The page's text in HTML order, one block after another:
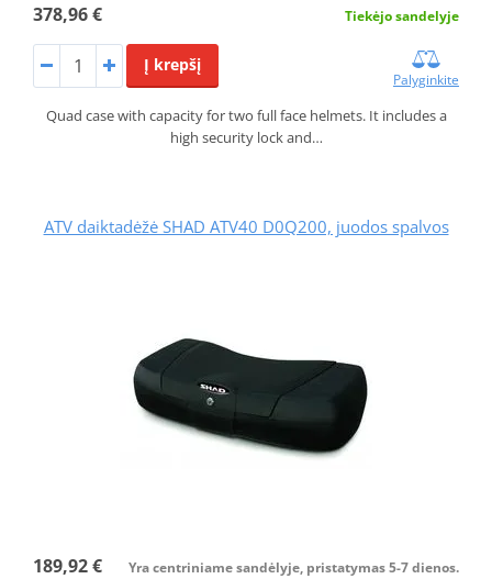
378,96 € Tiekėjo sandelyje
Į krepšį
Palyginkite
Quad case with capacity for two full face helmets. It includes a
high security lock and…
ATV daiktadėžė SHAD ATV40 D0Q200, juodos spalvos
189,92 € Yra centriniame sandėlyje, pristatymas 5-7 dienos.